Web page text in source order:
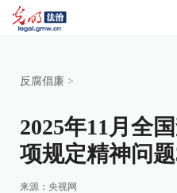
反腐倡廉 >
2025年11月全
项规定精神问
来源： 央视网